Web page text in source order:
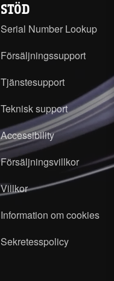
STÖD
Serial Number Lookup
Försäljningssupport
Tjänstesupport
Teknisk support
Accessibility
Försäljningsvillkor
Villkor
Information om cookies
Sekretesspolicy